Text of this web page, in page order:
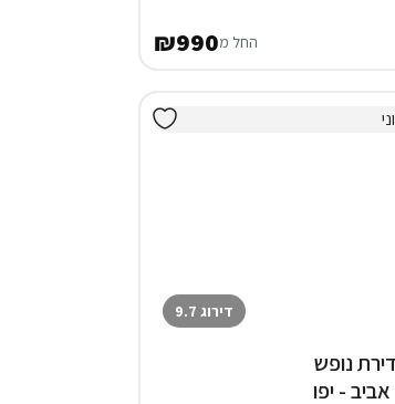
החל מ₪990
דירוג 9.7
נופש
- יפו